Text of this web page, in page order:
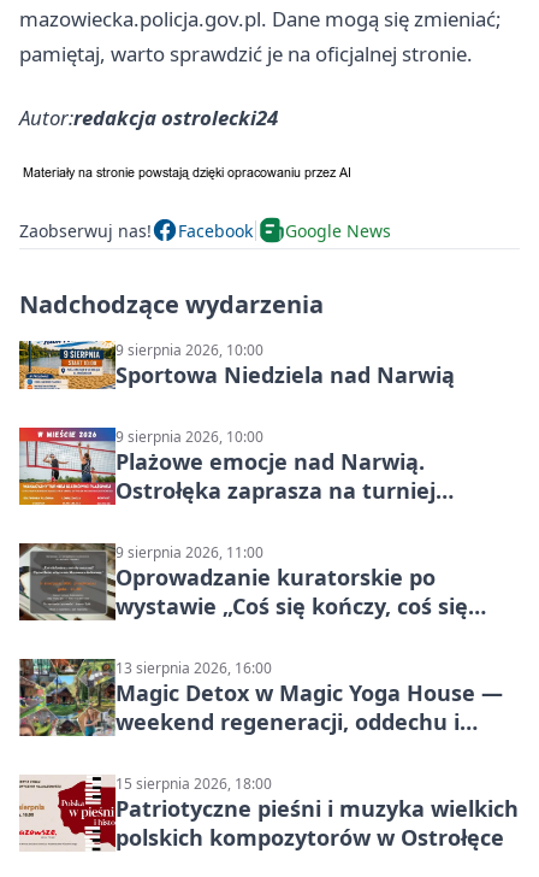
mazowiecka.policja.gov.pl. Dane mogą się zmieniać;
pamiętaj, warto sprawdzić je na oficjalnej stronie.
Autor:redakcja ostrolecki24
Zaobserwuj nas! Facebook Google News
Nadchodzące wydarzenia
9 sierpnia 2026, 10:00
Sportowa Niedziela nad Narwią
9 sierpnia 2026, 10:00
Plażowe emocje nad Narwią.
Ostrołęka zaprasza na turniej
9 sierpnia 2026, 11:00
Oprowadzanie kuratorskie po
wystawie „Coś się kończy, coś się
Mazowsza do Korony”
13 sierpnia 2026, 16:00
Magic Detox w Magic Yoga House —
weekend regeneracji, oddechu i
15 sierpnia 2026, 18:00
Patriotyczne pieśni i muzyka wielkich
polskich kompozytorów w Ostrołęce